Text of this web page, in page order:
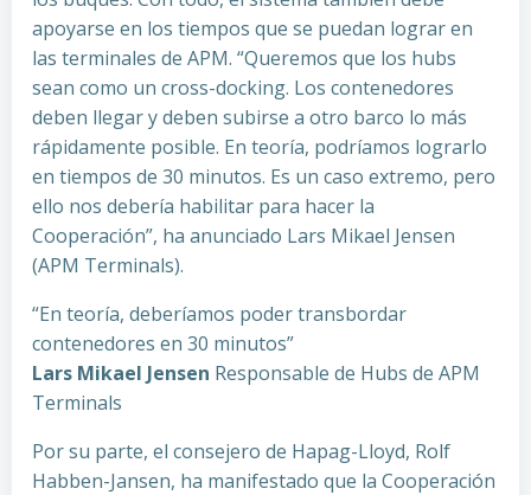
apoyarse en los tiempos que se puedan lograr en
las terminales de APM. “Queremos que los hubs
sean como un cross-docking. Los contenedores
deben llegar y deben subirse a otro barco lo más
rápidamente posible. En teoría, podríamos lograrlo
en tiempos de 30 minutos. Es un caso extremo, pero
ello nos debería habilitar para hacer la
Cooperación”, ha anunciado Lars Mikael Jensen
(APM Terminals).
“En teoría, deberíamos poder transbordar
contenedores en 30 minutos”
Lars Mikael Jensen Responsable de Hubs de APM
Terminals
Por su parte, el consejero de Hapag-Lloyd, Rolf
Habben-Jansen, ha manifestado que la Cooperación